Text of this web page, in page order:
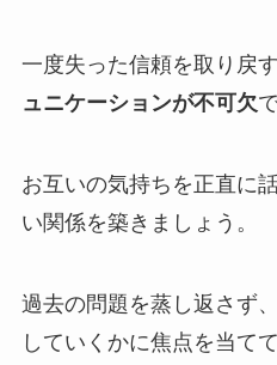
一度失った信頼を取り戻
ュニケーションが不可欠
お互いの気持ちを正直に
い関係を築きましょう。
過去の問題を蒸し返さず
していくかに焦点を当て